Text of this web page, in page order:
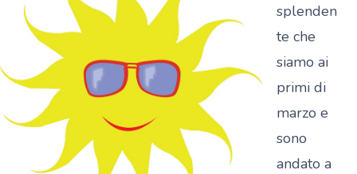
splenden
te che
siamo ai
primi di
marzo e
sono
andato a